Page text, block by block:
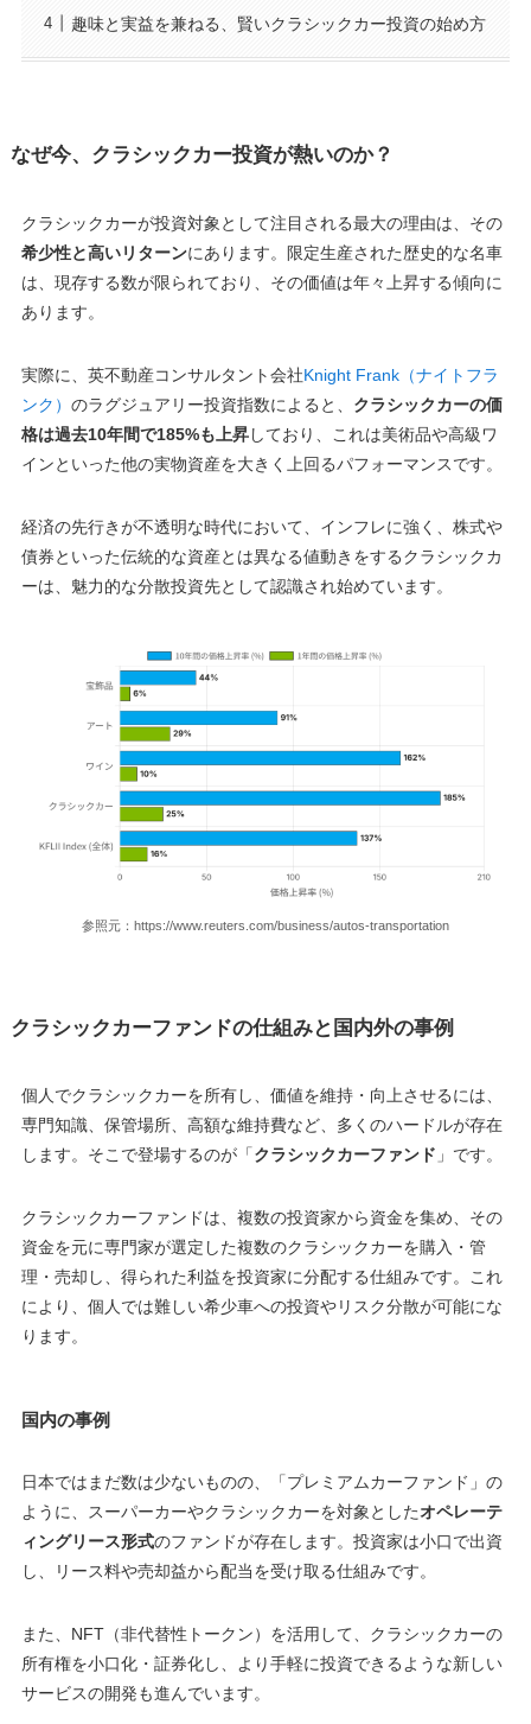
趣味と実益を兼ねる、賢いクラシックカー投資の始め方
なぜ今、クラシックカー投資が熱いのか？
クラシックカーが投資対象として注目される最大の理由は、その
希少性と高いリターンにあります。限定生産された歴史的な名車
は、現存する数が限られており、その価値は年々上昇する傾向に
あります。
実際に、英不動産コンサルタント会社Knight Frank（ナイトフラ
ンク） のラグジュアリー投資指数によると、 クラシックカーの価
格は過去10年間で185%も上昇しており、これは美術品や高級ワ
インといった他の実物資産を大きく上回るパフォーマンスです。
経済の先行きが不透明な時代において、インフレに強く、株式や
債券といった伝統的な資産とは異なる値動きをするクラシックカ
ーは、魅力的な分散投資先として認識され始めています。
参照元：https://www.reuters.com/business/autos-transportation
クラシックカーファンドの仕組みと国内外の事例
個人でクラシックカーを所有し、価値を維持・向上させるには、
専門知識、保管場所、高額な維持費など、多くのハードルが存在
します。そこで登場するのが「クラシックカーファンド 」です。
クラシックカーファンドは、複数の投資家から資金を集め、その
資金を元に専門家が選定した複数のクラシックカーを購入・管
理・売却し、得られた利益を投資家に分配する仕組みです。これ
により、個人では難しい希少車への投資やリスク分散が可能にな
ります。
国内の事例
日本ではまだ数は少ないものの、「プレミアムカーファンド」の
ように、スーパーカーやクラシックカーを対象としたオペレーテ
ィングリース形式のファンドが存在します。投資家は小口で出資
し、リース料や売却益から配当を受け取る仕組みです。
また、NFT（非代替性トークン）を活用して、クラシックカーの
所有権を小口化・証券化し、より手軽に投資できるような新しい
サービスの開発も進んでいます。